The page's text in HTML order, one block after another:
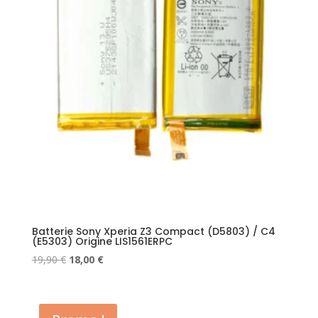
Batterie Sony Xperia Z3 Compact (D5803) / C4
(E5303) Origine LIS1561ERPC
19,90€ Le
était :
18,00 €Le
est :